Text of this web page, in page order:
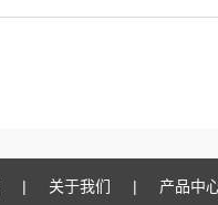
| 关于我们 | 产品中